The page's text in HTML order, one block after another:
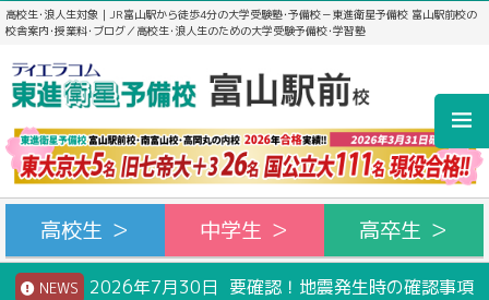
高校生･浪人生対象｜JR富山駅から徒歩4分の大学受験塾･予備校－東進衛星予備校 富山駅前校の
校舎案内･授業料･ブログ／高校生･浪人生のための大学受験予備校･学習塾
高校生 ＞ 中学生 ＞ 高卒生 ＞
NEWS 2026年7月30日 要確認！地震発生時の確認事項